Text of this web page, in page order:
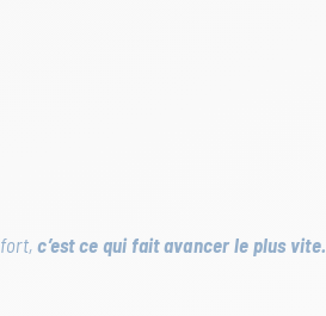
c’est ce qui fait avancer le plus vite.